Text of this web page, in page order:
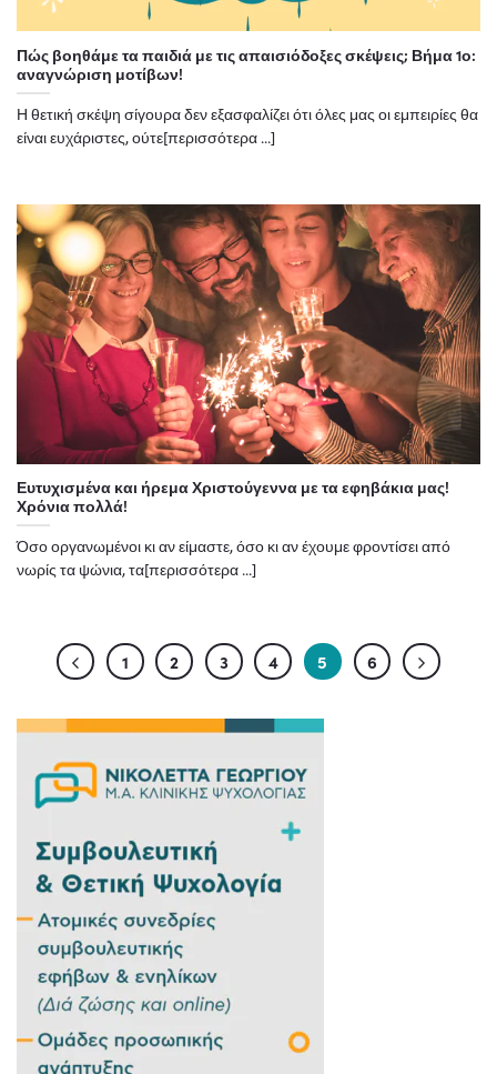
Πώς βοηθάμε τα παιδιά με τις απαισιόδοξες σκέψεις; Βήμα 1ο:
αναγνώριση μοτίβων!
Η θετική σκέψη σίγουρα δεν εξασφαλίζει ότι όλες μας οι εμπειρίες θα
είναι ευχάριστες, ούτε[περισσότερα ...]
Ευτυχισμένα και ήρεμα Χριστούγεννα με τα εφηβάκια μας!
Χρόνια πολλά!
Όσο οργανωμένοι κι αν είμαστε, όσο κι αν έχουμε φροντίσει από
νωρίς τα ψώνια, τα[περισσότερα ...]
1 2 3 4 5 6